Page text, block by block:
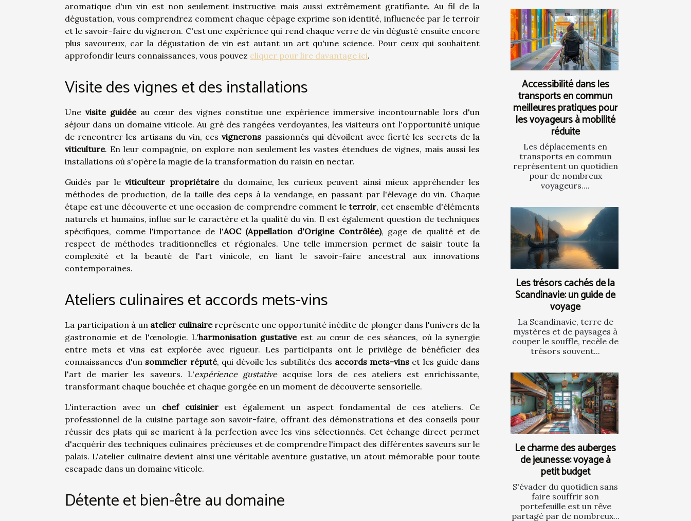
aromatique d'un vin est non seulement instructive mais aussi extrêmement gratifiante. Au fil de la
dégustation, vous comprendrez comment chaque cépage exprime son identité, influencée par le terroir
et le savoir-faire du vigneron. C'est une expérience qui rend chaque verre de vin dégusté ensuite encore
plus savoureux, car la dégustation de vin est autant un art qu'une science. Pour ceux qui souhaitent
approfondir leurs connaissances, vous pouvez cliquer pour lire davantage ici.
Visite des vignes et des installations
Une visite guidéeau cœur des vignes constitue une expérience immersive incontournable lors d'un
séjour dans un domaine viticole. Au gré des rangées verdoyantes, les visiteurs ont l'opportunité unique
de rencontrer les artisans du vin, cesvignerons passionnés qui dévoilent avec fierté les secrets de la
viticulture. En leur compagnie, on explore non seulement les vastes étendues de vignes, mais aussi les
installations où s'opère la magie de la transformation du raisin en nectar.
Guidés par leviticulteur propriétairedu domaine, les curieux peuvent ainsi mieux appréhender les
méthodes de production, de la taille des ceps à la vendange, en passant par l'élevage du vin. Chaque
étape est une découverte et une occasion de comprendre comment leterroir, cet ensemble d'éléments
naturels et humains, influe sur le caractère et la qualité du vin. Il est également question de techniques
spécifiques, comme l'importance de l'AOC (Appellation d'Origine Contrôlée), gage de qualité et de
respect de méthodes traditionnelles et régionales. Une telle immersion permet de saisir toute la
complexité et la beauté de l'art vinicole, en liant le savoir-faire ancestral aux innovations
contemporaines.
Ateliers culinaires et accords mets-vins
La participation à un atelier culinairereprésente une opportunité inédite de plonger dans l'univers de la
gastronomie et de l'œnologie. L'harmonisation gustativeest au cœur de ces séances, où la synergie
entre mets et vins est explorée avec rigueur. Les participants ont le privilège de bénéficier des
connaissances d'un sommelier réputé, qui dévoile les subtilités des accords mets-vins et les guide dans
l'art de marier les saveurs. L'expérience gustativeacquise lors de ces ateliers est enrichissante,
transformant chaque bouchée et chaque gorgée en un moment de découverte sensorielle.
L'interaction avec un chef cuisinierest également un aspect fondamental de ces ateliers. Ce
professionnel de la cuisine partage son savoir-faire, offrant des démonstrations et des conseils pour
réussir des plats qui se marient à la perfection avec les vins sélectionnés. Cet échange direct permet
d'acquérir des techniques culinaires précieuses et de comprendre l'impact des différentes saveurs sur le
palais. L'atelier culinaire devient ainsi une véritable aventure gustative, un atout mémorable pour toute
escapade dans un domaine viticole.
Détente et bien-être au domaine
Accessibilité dans les
transports en commun
meilleures pratiques pour
les voyageurs à mobilité
réduite
Les déplacements en
transports en commun
représentent un quotidien
pour de nombreux
voyageurs....
Les trésors cachés de la
Scandinavie: un guide de
voyage
La Scandinavie, terre de
mystères et de paysages à
couper le souffle, recèle de
trésors souvent...
Le charme des auberges
de jeunesse: voyage à
petit budget
S'évader du quotidien sans
faire souffrir son
portefeuille est un rêve
partagé par de nombreux...